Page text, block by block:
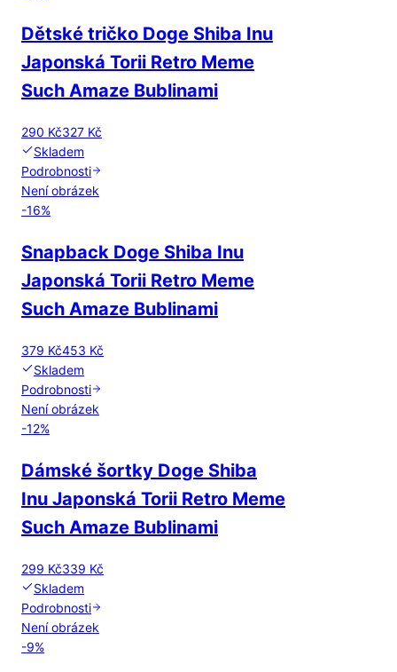
Dětské tričko Doge Shiba Inu
Japonská Torii Retro Meme
Such Amaze Bublinami
290 Kč327 Kč
Skladem
Podrobnosti
Není obrázek
-16%
Snapback Doge Shiba Inu
Japonská Torii Retro Meme
Such Amaze Bublinami
379 Kč453 Kč
Skladem
Podrobnosti
Není obrázek
-12%
Dámské šortky Doge Shiba
Inu Japonská Torii Retro Meme
Such Amaze Bublinami
299 Kč339 Kč
Skladem
Podrobnosti
Není obrázek
-9%